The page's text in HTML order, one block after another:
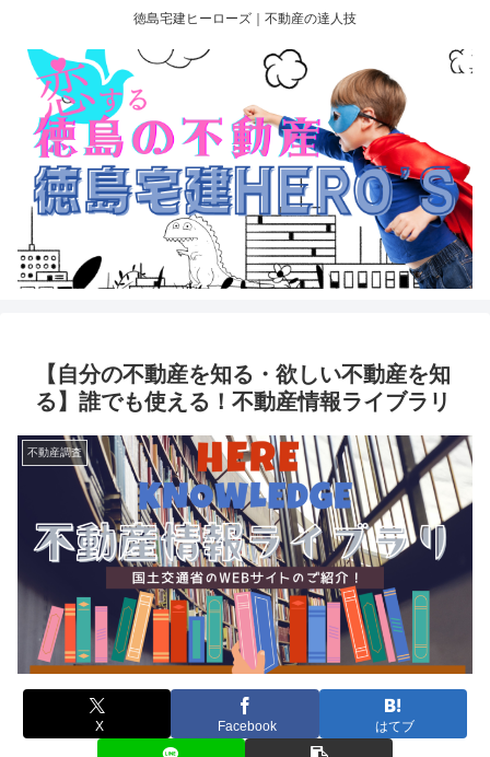
徳島宅建ヒーローズ｜不動産の達人技
【自分の不動産を知る・欲しい不動産を知
る】誰でも使える！不動産情報ライブラリ
不動産調査
X Facebook はてブ